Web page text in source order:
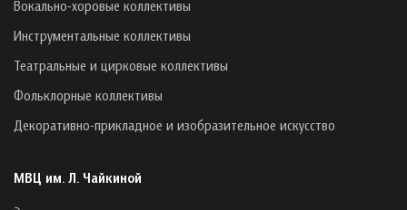
Вокально-хоровые коллективы
Инструментальные коллективы
Театральные и цирковые коллективы
Фольклорные коллективы
Декоративно-прикладное и изобразительное искусство
МВЦ им. Л. Чайкиной